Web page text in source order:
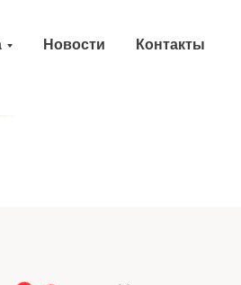
Новости Контакты